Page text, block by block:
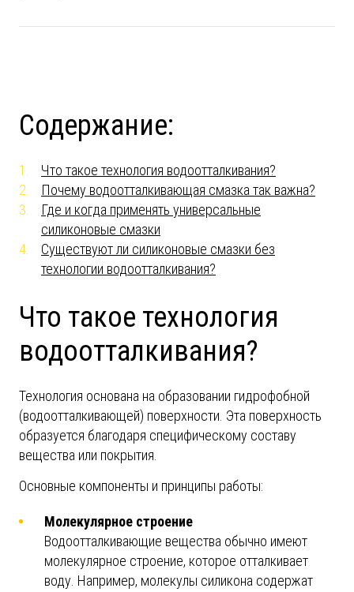
Содержание:
Что такое технология водоотталкивания?
Почему водоотталкивающая смазка так важна?
Где и когда применять универсальные
силиконовые смазки
Существуют ли силиконовые смазки без
технологии водоотталкивания?
Что такое технология
водоотталкивания?
Технология основана на образовании гидрофобной
(водоотталкивающей) поверхности. Эта поверхность
образуется благодаря специфическому составу
вещества или покрытия.
Основные компоненты и принципы работы:
Молекулярное строение
Водоотталкивающие вещества обычно имеют
молекулярное строение, которое отталкивает
воду. Например, молекулы силикона содержат